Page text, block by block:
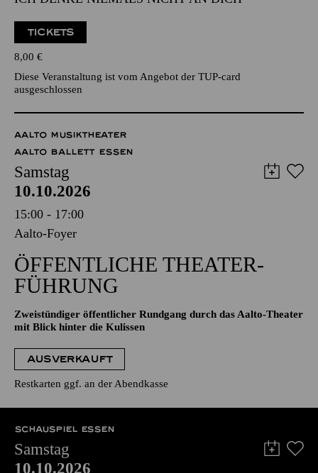
CENTRAL ALIVE
ICH DENKE NIEMALS NICHT AN DICH
TICKETS
ausgeschlossen
AALTO MUSIKTHEATER
AALTO BALLETT ESSEN
Samstag
10.10.2026
15:00 - 17:00
Aalto-Foyer
ÖFFENTLICHE THEATER­
FÜHRUNG
Zweistündiger öffentlicher Rundgang durch das Aalto-Theater
mit Blick hinter die Kulissen
Restkarten ggf. an der Abendkasse